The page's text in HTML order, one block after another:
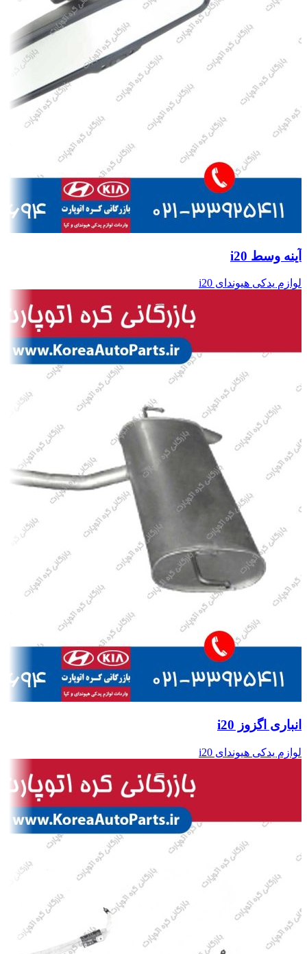
آینه وسط i20
لوازم یدکی هیوندای i20
انباری اگزوز i20
لوازم یدکی هیوندای i20